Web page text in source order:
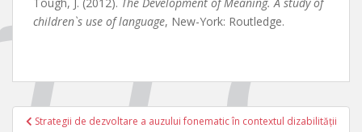
children`s use of language, New-York: Routledge.
Navigare
Strategii de dezvoltare a auzului fonematic în contextul dizabilității